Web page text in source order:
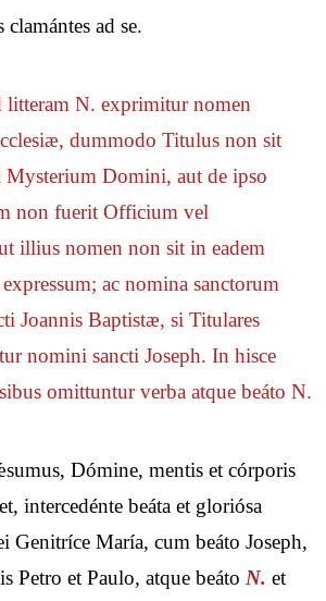
ad se.
litteram N. exprimitur nomen
dummodo Titulus non sit
Mysterium Domini, aut de ipso
non fuerit Officium vel
illius nomen non sit in eadem
ac nomina sanctorum
Joannis Baptistæ, si Titulares
nomini sancti Joseph. In hisce
omittuntur verba atque beáto N.
Dómine, mentis et córporis
intercedénte beáta et gloriósa
Genitríce María, cum beáto Joseph,
Petro et Paulo, atque beáto N. et